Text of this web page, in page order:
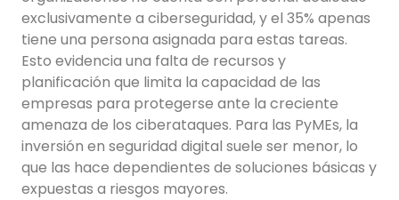
exclusivamente a ciberseguridad, y el 35% apenas
tiene una persona asignada para estas tareas.
Esto evidencia una falta de recursos y
planificación que limita la capacidad de las
empresas para protegerse ante la creciente
amenaza de los ciberataques. Para las PyMEs, la
inversión en seguridad digital suele ser menor, lo
que las hace dependientes de soluciones básicas y
expuestas a riesgos mayores.